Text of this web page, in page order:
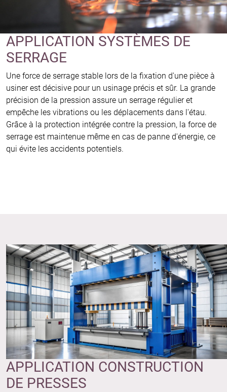
APPLICATION SYSTÈMES DE
SERRAGE
Une force de serrage stable lors de la fixation d'une pièce à
usiner est décisive pour un usinage précis et sûr. La grande
précision de la pression assure un serrage régulier et
empêche les vibrations ou les déplacements dans l'étau.
Grâce à la protection intégrée contre la pression, la force de
serrage est maintenue même en cas de panne d'énergie, ce
qui évite les accidents potentiels.
APPLICATION CONSTRUCTION
DE PRESSES